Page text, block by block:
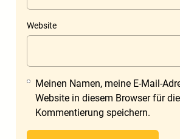
Website
Meinen Namen, meine E-Mail-
Website in diesem Browser für
Kommentierung speichern.